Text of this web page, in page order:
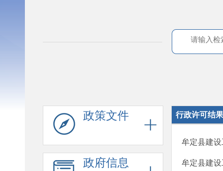
政策文件
政府信息
行政许可结果
牟定县建
牟定县建